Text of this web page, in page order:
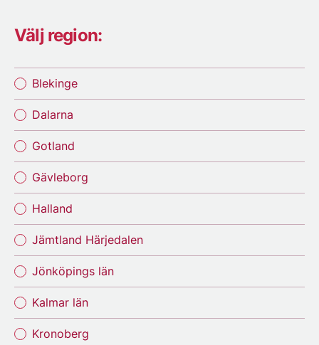
Välj region:
Blekinge
Dalarna
Gotland
Gävleborg
Halland
Jämtland Härjedalen
Jönköpings län
Kalmar län
Kronoberg